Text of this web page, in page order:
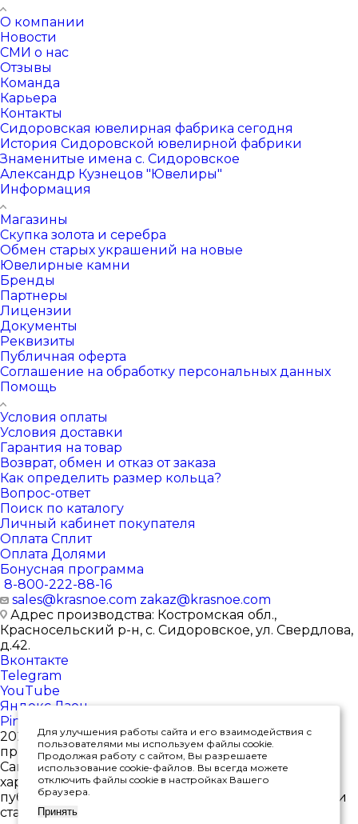
О компании
Новости
СМИ о нас
Отзывы
Команда
Карьера
Контакты
Сидоровская ювелирная фабрика сегодня
История Сидоровской ювелирной фабрики
Знаменитые имена с. Сидоровское
Александр Кузнецов "Ювелиры"
Информация
Магазины
Скупка золота и серебра
Обмен старых украшений на новые
Ювелирные камни
Бренды
Партнеры
Лицензии
Документы
Реквизиты
Публичная оферта
Соглашение на обработку персональных данных
Помощь
Условия оплаты
Условия доставки
Гарантия на товар
Возврат, обмен и отказ от заказа
Как определить размер кольца?
Вопрос-ответ
Поиск по каталогу
Личный кабинет покупателя
Оплата Сплит
Оплата Долями
Бонусная программа
8-800-222-88-16
sales@krasnoe.com zakaz@krasnoe.com
Адрес производства: Костромская обл.,
Красносельский р-н, с. Сидоровское, ул. Свердлова,
д.42.
Вконтакте
Telegram
YouTube
Яндекс.Дзен
Pinterest
2026 © Интернет-магазин ювелирных изделий от
производителя
Сайт носит исключительно информационный
характер, и ни при каких условиях не является
публичной офертой, определяемой положениями
статьи 437(2) Гражданского кодекса РФ. *Цены в
Для улучшения работы сайта и его взаимодействия с
пользователями мы используем файлы cookie.
Продолжая работу с сайтом, Вы разрешаете
использование cookie-файлов. Вы всегда можете
отключить файлы cookie в настройках Вашего
браузера.
Принять